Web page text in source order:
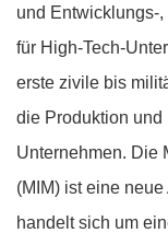
und Entwicklungs-
für High-Tech-
erste zivile bis
die Produktion
Unternehmen. Die
(MIM) ist eine
handelt sich um